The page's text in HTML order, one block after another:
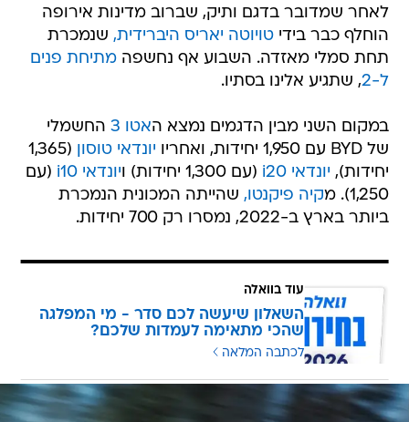
לאחר שמדובר בדגם ותיק, שברוב מדינות אירופה
הוחלף כבר בידיטויוטה יאריס היברידית, שנמכרת
תחת סמלי מאזדה. השבוע אף נחשפהמתיחת פנים
ל-2
, שתגיע אלינו בסתיו.
במקום השני מבין הדגמים נמצא האטו 3
החשמלי
של BYD עם 1,950 יחידות, ואחריו
יונדאי טוסון
(1,365
יחידות), יונדאי i20 (עם 1,300 יחידות) ו יונדאי i10
(עם
1,250). מ
קיה פיקנטו, שהייתה המכונית הנמכרת
ביותר בארץ ב-2022, נמסרו רק 700 יחידות.
עוד בוואלה
השאלון שיעשה לכם סדר - מי המפלגה
שהכי מתאימה לעמדות שלכם?
לכתבה המלאה